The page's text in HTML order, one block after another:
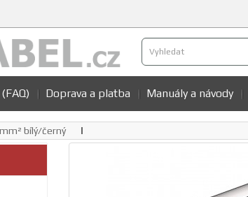
Doprava a platba Manuály a návody
bílý/černý